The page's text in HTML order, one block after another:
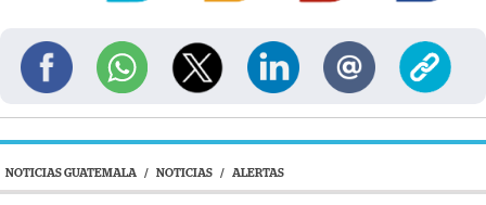
NOTICIAS GUATEMALA / NOTICIAS / ALERTAS